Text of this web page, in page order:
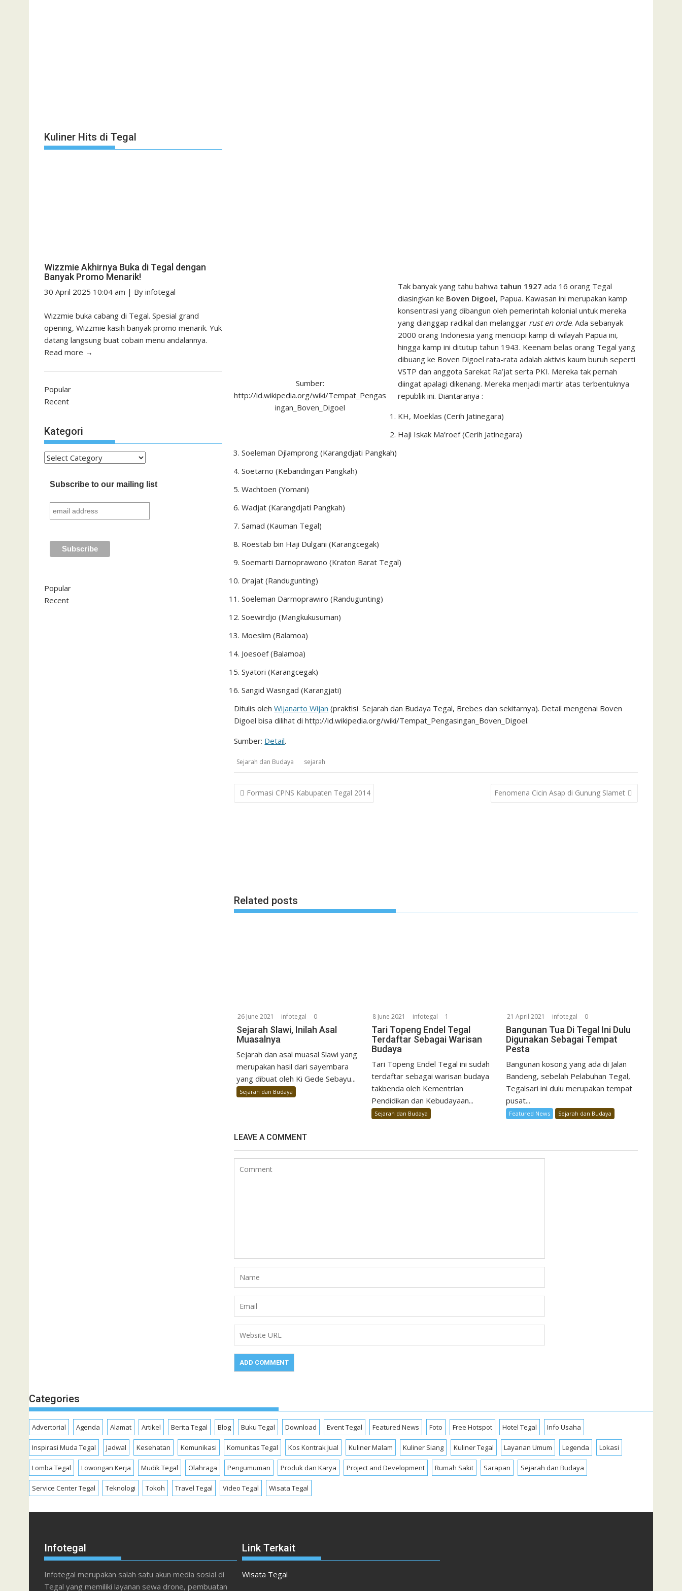
Sumber:
http://id.wikipedia.org/wiki/Tempat_Pengas
ingan_Boven_Digoel
Tak banyak yang tahu bahwa tahun 1927 ada 16 orang Tegal
diasingkan ke Boven Digoel, Papua. Kawasan ini merupakan kamp
konsentrasi yang dibangun oleh pemerintah kolonial untuk mereka
yang dianggap radikal dan melanggar rust en orde. Ada sebanyak
2000 orang Indonesia yang mencicipi kamp di wilayah Papua ini,
hingga kamp ini ditutup tahun 1943. Keenam belas orang Tegal yang
dibuang ke Boven Digoel rata-rata adalah aktivis kaum buruh seperti
VSTP dan anggota Sarekat Ra’jat serta PKI. Mereka tak pernah
diingat apalagi dikenang. Mereka menjadi martir atas terbentuknya
republik ini. Diantaranya :
KH, Moeklas (Cerih Jatinegara)
Haji Iskak Ma’roef (Cerih Jatinegara)
Soeleman Djlamprong (Karangdjati Pangkah)
Soetarno (Kebandingan Pangkah)
Wachtoen (Yomani)
Wadjat (Karangdjati Pangkah)
Samad (Kauman Tegal)
Roestab bin Haji Dulgani (Karangcegak)
Soemarti Darnoprawono (Kraton Barat Tegal)
Drajat (Randugunting)
Soeleman Darmoprawiro (Randugunting)
Soewirdjo (Mangkukusuman)
Moeslim (Balamoa)
Joesoef (Balamoa)
Syatori (Karangcegak)
Sangid Wasngad (Karangjati)
Ditulis olehWijanarto Wijan (praktisi Sejarah dan Budaya Tegal, Brebes dan sekitarnya). Detail mengenai Boven
Digoel bisa dilihat di http://id.wikipedia.org/wiki/Tempat_Pengasingan_Boven_Digoel.
Sumber: Detail.
Sejarah dan Budaya sejarah
Post
navigation
Formasi CPNS Kabupaten Tegal 2014 Fenomena Cicin Asap di Gunung Slamet
Related posts
26 June 2021 infotegal 0
Sejarah Slawi, Inilah Asal
Muasalnya
Sejarah dan asal muasal Slawi yang
merupakan hasil dari sayembara
yang dibuat oleh Ki Gede Sebayu...
Sejarah dan Budaya
8 June 2021 infotegal 1
Tari Topeng Endel Tegal
Terdaftar Sebagai Warisan
Budaya
Tari Topeng Endel Tegal ini sudah
terdaftar sebagai warisan budaya
takbenda oleh Kementrian
Pendidikan dan Kebudayaan...
Sejarah dan Budaya
21 April 2021 infotegal 0
Bangunan Tua Di Tegal Ini Dulu
Digunakan Sebagai Tempat
Pesta
Bangunan kosong yang ada di Jalan
Bandeng, sebelah Pelabuhan Tegal,
Tegalsari ini dulu merupakan tempat
pusat...
Featured News Sejarah dan Budaya
LEAVE A COMMENT
Kuliner Hits di Tegal
Wizzmie Akhirnya Buka di Tegal dengan
Banyak Promo Menarik!
30 April 2025 10:04 am | By infotegal
Wizzmie buka cabang di Tegal. Spesial grand
opening, Wizzmie kasih banyak promo menarik. Yuk
datang langsung buat cobain menu andalannya.
Read more →
Popular
Recent
Kategori
Kategori
Subscribe to our mailing list
Popular
Recent
Categories
Advertorial Agenda Alamat Artikel Berita Tegal Blog Buku Tegal Download Event Tegal Featured News Foto Free Hotspot Hotel Tegal Info Usaha
Inspirasi Muda Tegal Jadwal Kesehatan Komunikasi Komunitas Tegal Kos Kontrak Jual Kuliner Malam Kuliner Siang Kuliner Tegal Layanan Umum Legenda Lokasi
Lomba Tegal Lowongan Kerja Mudik Tegal Olahraga Pengumuman Produk dan Karya Project and Development Rumah Sakit Sarapan Sejarah dan Budaya
Service Center Tegal Teknologi Tokoh Travel Tegal Video Tegal Wisata Tegal
Infotegal
Infotegal merupakan salah satu akun media sosial di
Tegal yang memiliki layanan sewa drone, pembuatan
Link Terkait
Wisata Tegal